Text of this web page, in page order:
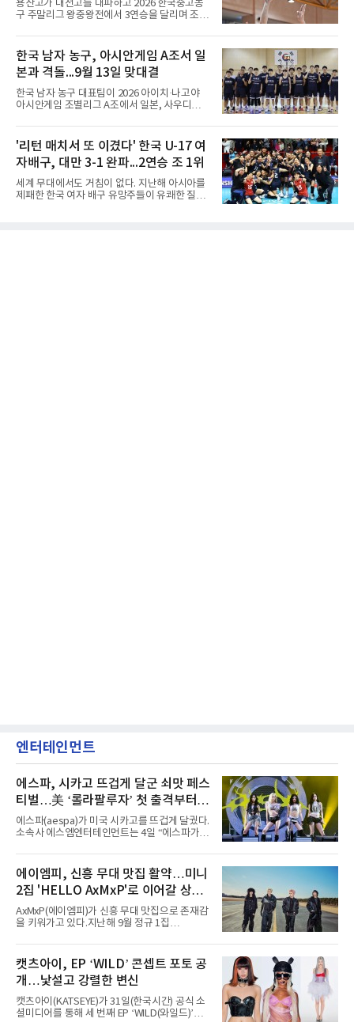
정선에서는 흑이 먼저 두는 대신 덤이 없다. 한국
기원 역시 기력 차이를 표시하는 기준에서 정선
상선(先相先), 선이선(先二先) 등 여러 단계가
용산고가 대전고를 대파하고 2026 한국중고농
구 주말리그 왕중왕전에서 3연승을 달리며 조 1
우슬체육관에서 열린 대회 남고부 B조 예선 3차
전에서 대전고를 상대로 주전 선수들의 고른 활
약을 앞세워 108-33으로 대승을 거뒀다.용산고
는 배대범이 22점, 김민기가 19점, 이승민이 13
점을 올리며 공격을 이끌었다. 경기 초반부터 주
도권을 잡은 용산고는 일찌감치 승기를 굳히며
대전고에 큰 점수 차 승리를 거뒀다.이로써 용산
붙는다.C조에서는 양정고가 충주고를 82-35로
크게 꺾고 16강 진출을 확정했다
한국 남자 농구, 아시안게임 A조서 일
본과 격돌...9월 13일 맞대결
한국 남자 농구 대표팀이 2026 아이치·나고야
아시안게임 조별리그 A조에서 일본, 사우디아라
가 8일 발표한 일정에 따르면 한국은 9월 10일
사우디, 11일 인도네시아, 13일 일본과 차례로
맞붙는다. FIBA 랭킹은 일본 22위, 한국 57위, 사
우디 65위, 인도네시아 94위로, 랭킹과 홈 이점
을 모두 갖춘 일본이 최대 변수다.니콜라이스 마
줄스(라트비아) 감독이 이끄는 대표팀은 지난달
6일 FIBA 월드컵 예선 1라운드 6차전에서 일본
'리턴 매치서 또 이겼다' 한국 U-17 여
자배구, 대만 3-1 완파...2연승 조 1위
세계 무대에서도 거침이 없다. 지난해 아시아를
제패한 한국 여자 배구 유망주들이 유쾌한 질주
엔터테인먼트
에스파, 시카고 뜨겁게 달군 쇠맛 페스
티벌…美 ‘롤라팔루자’ 첫 출격부터
증명한 존재감
에스파(aespa)가 미국 시카고를 뜨겁게 달궜다.
소속사 에스엠엔터테인먼트는 4일 “에스파가
서 열린 ‘롤라팔루자 시카고’(Lollapalooza
Chicago)의 알리안츠 스테이지에 올랐다”며
“총 14곡으로 구성된 세트리스트를 선사, 데뷔 7
년 차다운 노련한 무대 매너와 파워풀한 에너지
로 현장의 분위기를 압도했다”고 밝혔다.1991
년 시작된 ‘롤라팔루자’는 8개 스테이지, 170여
팀의 아티스트와 40만 명 이상의 관객이 운집하
코르티스 등 K팝 스타들이 출연진 명단에 이름
을 올렸다.이날 에스파는
에이엠피, 신흥 무대 맛집 활약…미니
2집 'HELLO AxMxP'로 이어갈 상승
세
AxMxP(에이엠피)가 신흥 무대 맛집으로 존재감
을 키워가고 있다.지난해 9월 정규 1집
AxMxP는 데뷔 전부터 버스킹과 각종 페스티벌,
공연 무대에 오르며 실전 경험을 쌓아왔다.이들
은 소속사 패밀리 콘서트를 비롯해 '뷰티풀 민트
라이프 2025', '2025 부산국제록페스티벌' 등 대
형 무대에 잇달아 출연해 당찬 에너지와 풋풋한
매력으로 음악팬들의 눈도장을 찍었다.이후
AxMxP는 '카운트다운 판타지 2025-2026',
캣츠아이, EP ‘WILD’ 콘셉트 포토 공
개…낯설고 강렬한 변신
캣츠아이(KATSEYE)가 31일(한국시간) 공식 소
셜미디어를 통해 세 번째 EP ‘WILD(와일드)’의